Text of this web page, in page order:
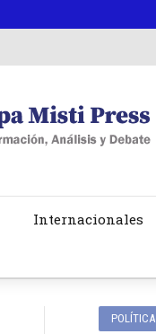
Internacionales
POLÍTICA